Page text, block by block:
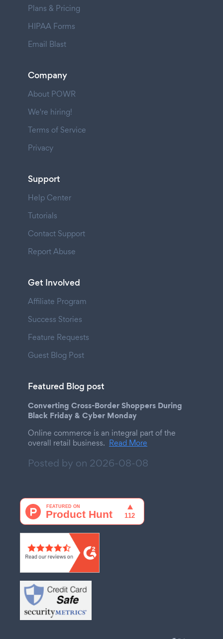
Plans & Pricing
HIPAA Forms
Email Blast
Company
About POWR
We're hiring!
Terms of Service
Privacy
Support
Help Center
Tutorials
Contact Support
Report Abuse
Get Involved
Affiliate Program
Success Stories
Feature Requests
Guest Blog Post
Featured Blog post
Converting Cross-Border Shoppers During
Black Friday & Cyber Monday
Online commerce is an integral part of the
overall retail business. Read More
Posted by on 2026-08-08